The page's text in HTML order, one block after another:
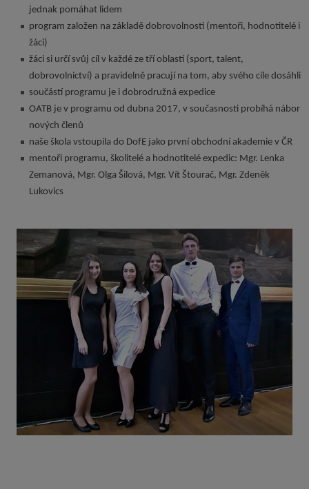
jednak pomáhat lidem
program založen na základě dobrovolnosti (mentoři, hodnotitelé i
žáci)
žáci si určí svůj cíl v každé ze tří oblastí (sport, talent,
dobrovolnictví) a pravidelně pracují na tom, aby svého cíle dosáhli
součástí programu je i dobrodružná expedice
OATB je v programu od dubna 2017, v současnosti probíhá nábor
nových členů
naše škola vstoupila do DofE jako první obchodní akademie v ČR
mentoři programu, školitelé a hodnotitelé expedic: Mgr. Lenka
Zemanová, Mgr. Olga Šilová, Mgr. Vít Štourač, Mgr. Zdeněk
Lukovics